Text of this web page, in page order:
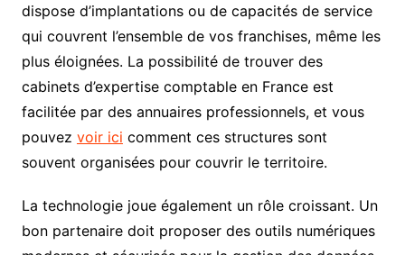
dispose d’implantations ou de capacités de service
qui couvrent l’ensemble de vos franchises, même les
plus éloignées. La possibilité de trouver des
cabinets d’expertise comptable en France est
facilitée par des annuaires professionnels, et vous
pouvez voir ici comment ces structures sont
souvent organisées pour couvrir le territoire.
La technologie joue également un rôle croissant. Un
bon partenaire doit proposer des outils numériques